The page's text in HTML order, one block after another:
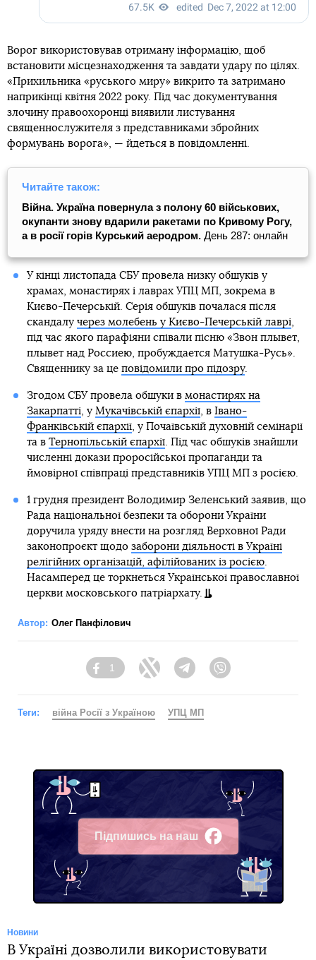
Ворог використовував отриману інформацію, щоб
встановити місцезнаходження та завдати удару по цілях.
«Прихильника «руського миру» викрито та затримано
наприкінці квітня 2022 року. Під час документування
злочину правоохоронці виявили листування
священнослужителя з представниками збройних
формувань ворога», — йдеться в повідомленні.
Читайте також:
Війна. Україна повернула з полону 60 військових,
окупанти знову вдарили ракетами по Кривому Рогу,
а в росії горів Курський аеродром. День 287: онлайн
У кінці листопада СБУ провела низку обшуків у
храмах, монастирях і лаврах УПЦ МП, зокрема в
Києво-Печерській. Серія обшуків почалася після
скандалу через молебень у Києво-Печерській лаврі,
під час якого парафіяни співали пісню «Звон плывет,
плывет над Россиею, пробуждается Матушка-Русь».
Священнику за це повідомили про підозру.
Згодом СБУ провела обшуки в монастирях на
Закарпатті, у Мукачівській єпархії, в Івано-
Франківській єпархії, у Почаївській духовній семінарії
та в Тернопільській єпархії. Під час обшуків знайшли
численні докази проросійської пропаганди та
ймовірної співпраці представників УПЦ МП з росією.
1 грудня президент Володимир Зеленський заявив, що
Рада національної безпеки та оборони України
доручила уряду внести на розгляд Верховної Ради
законопроєкт щодо заборони діяльності в Україні
релігійних організацій, афілійованих із росією.
Насамперед це торкнеться Української православної
церкви московського патріархату.
Автор: Олег Панфілович
Facebook
1
Twitter TelegramViber
Теги: війна Росії з Україною УПЦ МП
Підпишись на наш
Facebook
Новини
В Україні дозволили використовувати